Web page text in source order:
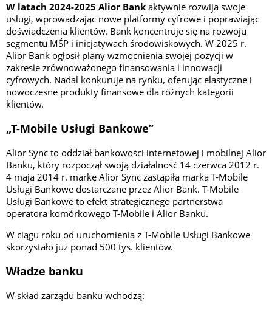
W latach 2024-2025 Alior Bank aktywnie rozwija swoje
usługi, wprowadzając nowe platformy cyfrowe i poprawiając
doświadczenia klientów. Bank koncentruje się na rozwoju
segmentu MŚP i inicjatywach środowiskowych. W 2025 r.
Alior Bank ogłosił plany wzmocnienia swojej pozycji w
zakresie zrównoważonego finansowania i innowacji
cyfrowych. Nadal konkuruje na rynku, oferując elastyczne i
nowoczesne produkty finansowe dla różnych kategorii
klientów.
„T-Mobile Usługi Bankowe”
Alior Sync to oddział bankowości internetowej i mobilnej Alior
Banku, który rozpoczął swoją działalność 14 czerwca 2012 r.
4 maja 2014 r. markę Alior Sync zastąpiła marka T-Mobile
Usługi Bankowe dostarczane przez Alior Bank. T-Mobile
Usługi Bankowe to efekt strategicznego partnerstwa
operatora komórkowego T-Mobile i Alior Banku.
W ciągu roku od uruchomienia z T-Mobile Usługi Bankowe
skorzystało już ponad 500 tys. klientów.
Władze banku
W skład zarządu banku wchodzą: